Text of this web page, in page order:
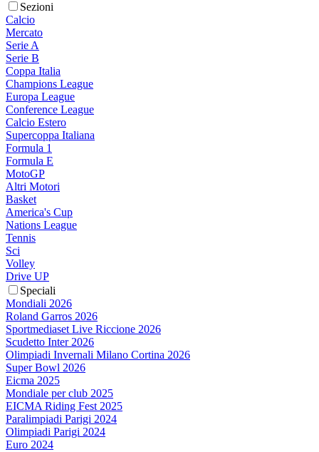
Sezioni
Calcio
Mercato
Serie A
Serie B
Coppa Italia
Champions League
Europa League
Conference League
Calcio Estero
Supercoppa Italiana
Formula 1
Formula E
MotoGP
Altri Motori
Basket
America's Cup
Nations League
Tennis
Sci
Volley
Drive UP
Speciali
Mondiali 2026
Roland Garros 2026
Sportmediaset Live Riccione 2026
Scudetto Inter 2026
Olimpiadi Invernali Milano Cortina 2026
Super Bowl 2026
Eicma 2025
Mondiale per club 2025
EICMA Riding Fest 2025
Paralimpiadi Parigi 2024
Olimpiadi Parigi 2024
Euro 2024